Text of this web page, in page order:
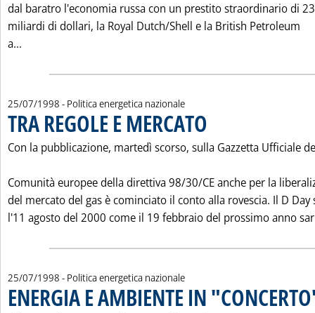
dal baratro l'economia russa con un prestito straordinario di 23
miliardi di dollari, la Royal Dutch/Shell e la British Petroleum
a...
25/07/1998 - Politica energetica nazionale
TRA REGOLE E MERCATO
Con la pubblicazione, martedì scorso, sulla Gazzetta Ufficiale
Comunità europee della direttiva 98/30/CE anche per la
del mercato del gas è cominciato il conto alla rovescia. Il D Day
l'11 agosto del 2000 come il 19 febbraio del prossimo anno
25/07/1998 - Politica energetica nazionale
ENERGIA E AMBIENTE IN